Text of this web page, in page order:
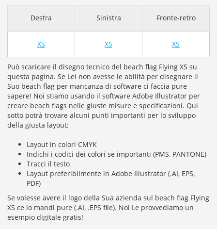
Destra Sinistra Fronte-retro
XS XS XS
Può scaricare il disegno tecnico del beach flag Flying XS su
questa pagina. Se Lei non avesse le abilità per disegnare il
Suo beach flag per mancanza di software ci faccia pure
sapere! Noi stiamo usando il software Adobe Illustrator per
creare beach flags nelle giuste misure e specificazioni. Qui
sotto potrà trovare alcuni punti importanti per lo sviluppo
della giusta layout:
Layout in colori CMYK
Indichi i codici dei colori se importanti (PMS, PANTONE)
Tracci il testo
Layout preferibilmente in Adobe Illustrator (.AI, EPS,
PDF)
Se volesse avere il logo della Sua azienda sul beach flag Flying
XS ce lo mandi pure (.AI, .EPS file). Noi Le provvediamo un
esempio digitale gratis!